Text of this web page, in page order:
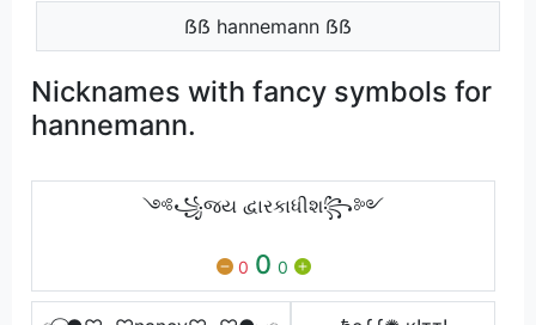
ẞẞ hannemann ẞẞ
Nicknames with fancy symbols for
hannemann.
༺꧁જય દ્વારકાધીશ꧂༻
0 0 0